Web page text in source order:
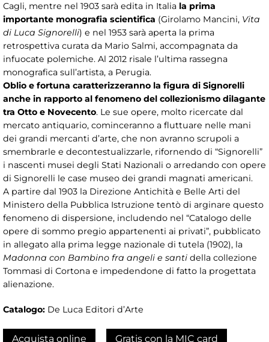
Cagli, mentre nel 1903 sarà edita in Italia la prima
importante monografia scientifica (Girolamo Mancini, Vita
di Luca Signorelli) e nel 1953 sarà aperta la prima
retrospettiva curata da Mario Salmi, accompagnata da
infuocate polemiche. Al 2012 risale l’ultima rassegna
monografica sull’artista, a Perugia.
Oblio e fortuna caratterizzeranno la figura di Signorelli
anche in rapporto al fenomeno del collezionismo dilagante
tra Otto e Novecento. Le sue opere, molto ricercate dal
mercato antiquario, cominceranno a fluttuare nelle mani
dei grandi mercanti d’arte, che non avranno scrupoli a
smembrarle e decontestualizzarle, rifornendo di “Signorelli”
i nascenti musei degli Stati Nazionali o arredando con opere
di Signorelli le case museo dei grandi magnati americani.
A partire dal 1903 la Direzione Antichità e Belle Arti del
Ministero della Pubblica Istruzione tentò di arginare questo
fenomeno di dispersione, includendo nel “Catalogo delle
opere di sommo pregio appartenenti ai privati”, pubblicato
in allegato alla prima legge nazionale di tutela (1902), la
Madonna con Bambino fra angeli e santi della collezione
Tommasi di Cortona e impedendone di fatto la progettata
alienazione.
Catalogo: De Luca Editori d’Arte
Acquista online Gratis con la MIC card